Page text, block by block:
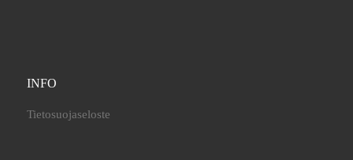
INFO
Tietosuojaseloste